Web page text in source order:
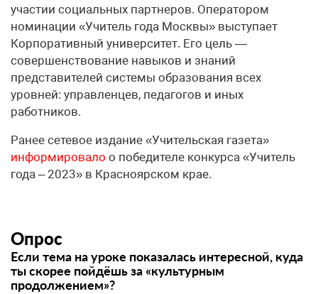
участии социальных партнеров. Оператором
номинации «Учитель года Москвы» выступает
Корпоративный университет. Его цель —
совершенствование навыков и знаний
представителей системы образования всех
уровней: управленцев, педагогов и иных
работников.
Ранее сетевое издание «Учительская газета»
информировало о победителе конкурса «Учитель
года – 2023» в Красноярском крае.
Опрос
Если тема на уроке показалась интересной, куда
ты скорее пойдёшь за «культурным
продолжением»?